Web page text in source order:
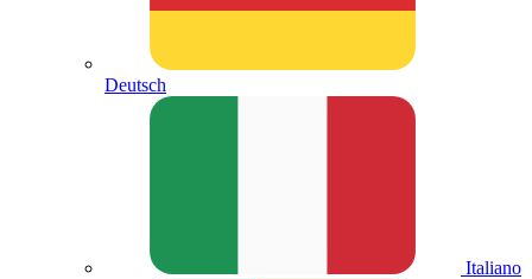
Deutsch
Italiano